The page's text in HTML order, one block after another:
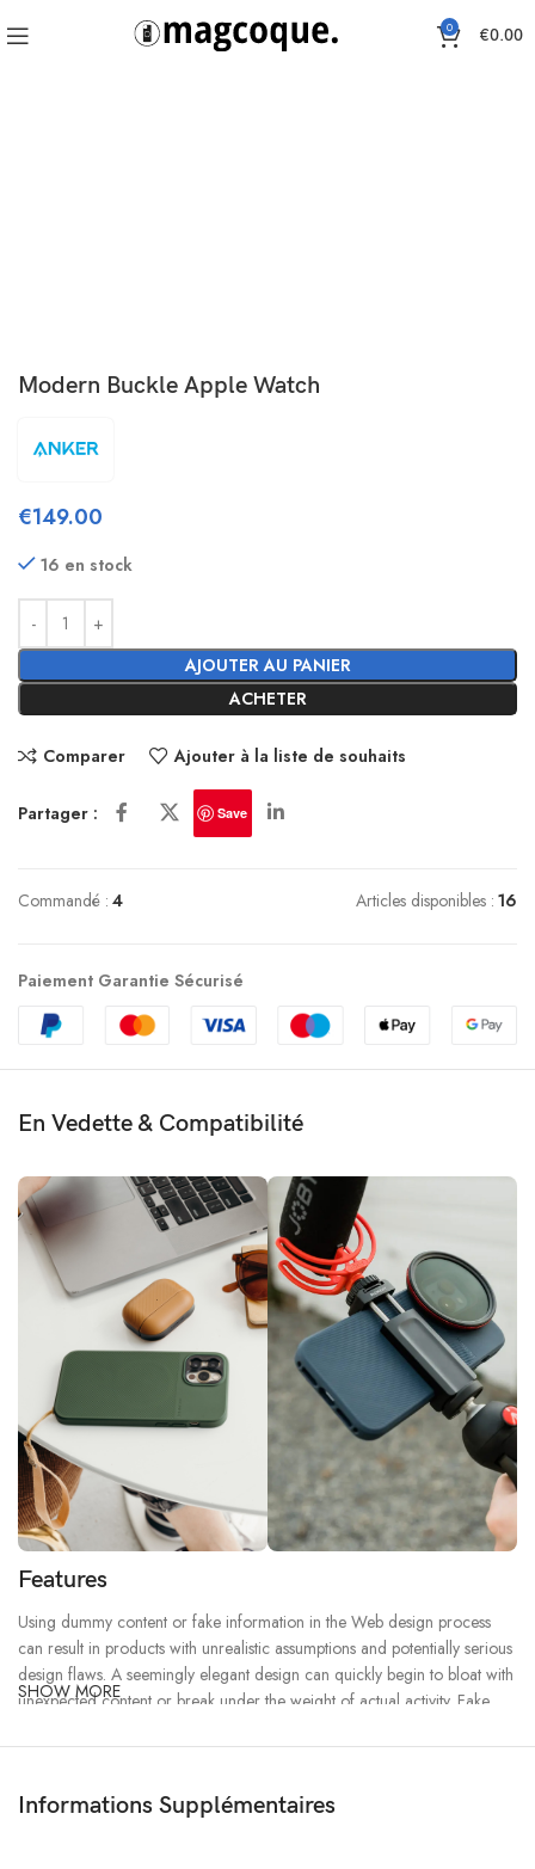
0 €0.00
Modern Buckle Apple Watch
€149.00
16 en stock
AJOUTER AU PANIER
ACHETER
Comparer Ajouter à la liste de souhaits
Partager : Save
Commandé : 4 Articles disponibles : 16
Paiement Garantie Sécurisé
En Vedette & Compatibilité
Features
Using dummy content or fake information in the Web design process
can result in products with unrealistic assumptions and potentially serious
design flaws. A seemingly elegant design can quickly begin to bloat with
unexpected content or break under the weight of actual activity. Fake
breathing application must endure.
Ecology
SHOW MORE
Informations Supplémentaires